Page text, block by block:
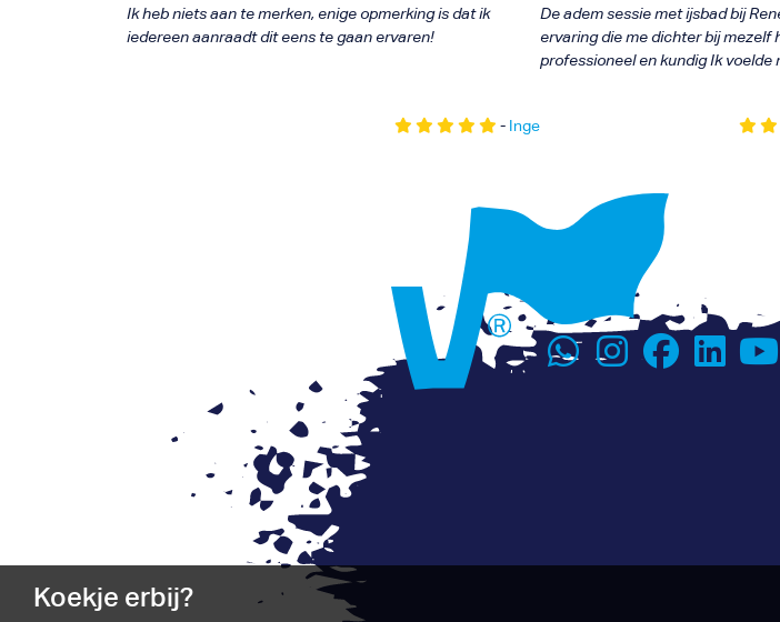
Ik heb niets aan te merken, enige opmerking is dat ik
iedereen aanraadt dit eens te gaan ervaren!
- Inge
De adem sessie met ijsbad bij
ervaring die me dichter bij mezelf
professioneel en kundig Ik voelde
+31 6 116 075 96
info@renevalk.com
Lees het verhaal van René
Koekje erbij?